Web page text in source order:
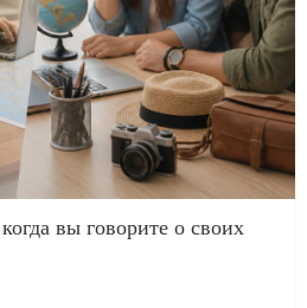
вы говорите о своих